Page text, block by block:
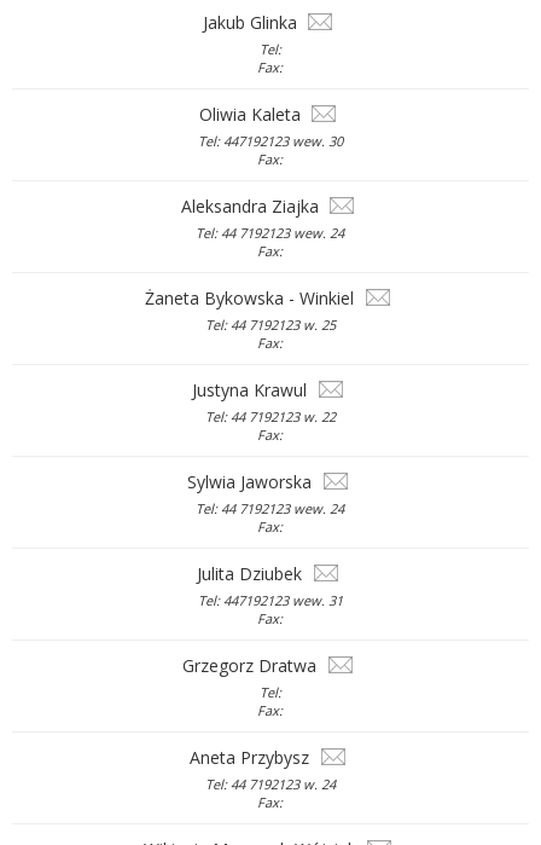
Jakub Glinka
Tel:
Fax:
Oliwia Kaleta
Tel: 447192123 wew. 30
Fax:
Aleksandra Ziajka
Tel: 44 7192123 wew. 24
Fax:
Żaneta Bykowska - Winkiel
Tel: 44 7192123 w. 25
Fax:
Justyna Krawul
Tel: 44 7192123 w. 22
Fax:
Sylwia Jaworska
Tel: 44 7192123 wew. 24
Fax:
Julita Dziubek
Tel: 447192123 wew. 31
Fax:
Grzegorz Dratwa
Tel:
Fax:
Aneta Przybysz
Tel: 44 7192123 w. 24
Fax: